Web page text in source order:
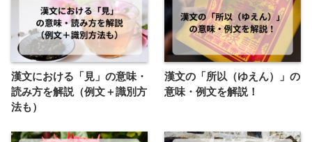
漢文における「見」の意味・
読み方を解説（例文＋識別方
法も）
漢文の「所以（ゆえん）」の
意味・例文を解説！